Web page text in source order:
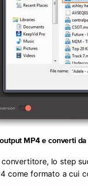
MP4 e converti
lo step
come formato a cui